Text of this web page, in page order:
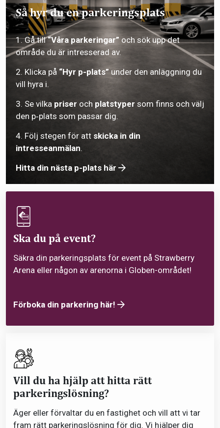
Så hyr du en parkeringsplats
1. Gå till“Våra parkeringar” och sök upp det
område du är intresserad av.
2. Klicka på “Hyr p-plats”under den anläggning du
vill hyra i.
3. Se vilka priser och platstyper som finns och välj
den p‑plats som passar dig.
4. Följ stegen för att skicka in din
intresseanmälan.
Hitta din nästa p-plats här
Ska du på event?
Säkra din parkeringsplats för event på Strawberry
Arena eller någon av arenorna i Globen-området!
Förboka din parkering här!
Vill du ha hjälp att hitta rätt
parkeringslösning?
Äger eller förvaltar du en fastighet och vill att vi tar
fram rätt parkeringslösning för dig. Vi hjälper dig